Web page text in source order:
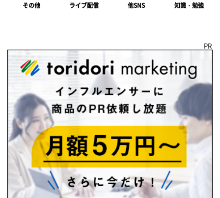
その他 ライブ配信 他SNS 知識・勉強
PR